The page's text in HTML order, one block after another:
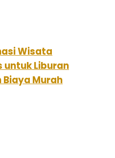
Wisata
untuk Liburan
Murah